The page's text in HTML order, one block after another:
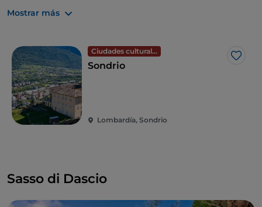
Qué comer: no te pierdas los «pizzoccheri», la
Mostrar más
Ciudades culturales
Me
Sondrio
Lombardía, Sondrio
Sasso di Dascio